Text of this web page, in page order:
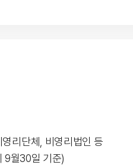
리단체, 비영리법인 등
9월30일 기준)